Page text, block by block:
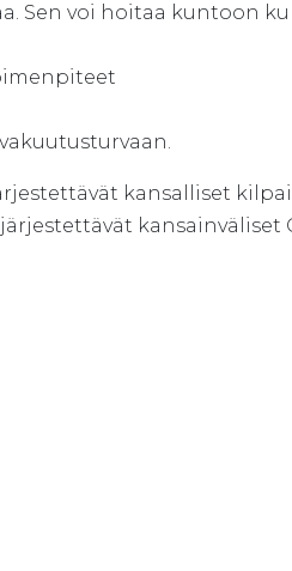
Sen voi hoitaa kuntoon
kansalliset
järjestettävät